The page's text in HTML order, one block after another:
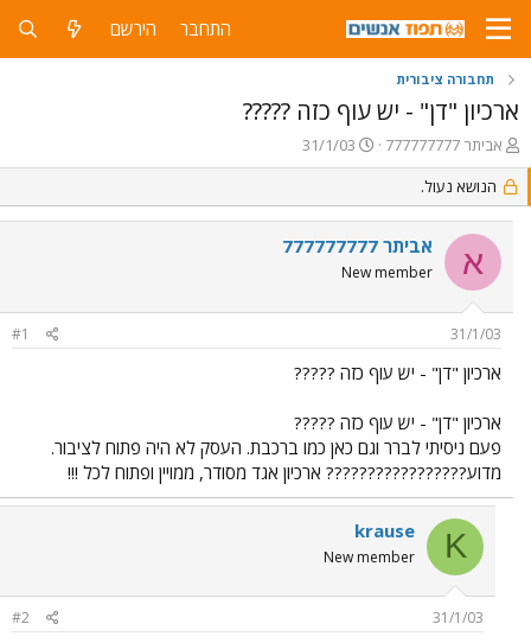
התחבר הירשם
תחבורה ציבורית
ארכיון "דן" - יש עוף כזה ?????
פ
ו
ת
ח
נ
ו
א
אביתר 777777777
פ
ו
ס
ב
ת
ר
31/1/03
הנושא נעול.
א אביתר 777777777
New member
31/1/03
#1
ארכיון "דן" - יש עוף כזה ?????
ארכיון "דן" - יש עוף כזה ?????
פעם ניסיתי לברר וגם כאן כמו ברכבת. העסק לא היה פתוח לציבור.
מדוע????????????????? ארכיון אגד מסודר, ממויין ופתוח לכל !!!
K
krause
New member
31/1/03
#2